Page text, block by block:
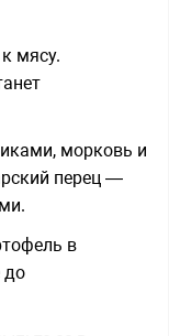
мясу.
морковь и
перец —
в
до